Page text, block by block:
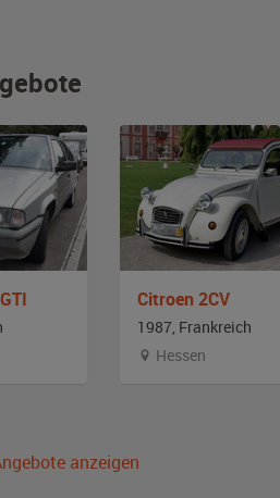
Citroen 2CV
1987, Frankreich
Hessen
anzeigen